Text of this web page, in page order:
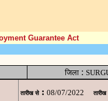
Guarantee Act
जिला:
तारीख से : 08/07/2022 तारीख